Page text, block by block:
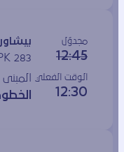
مجدوَل
12:45
بيشاور (PEW)
PK 283
الوقت الفعلي
12:30
المبنى (T1) - حزام الأمتعة (1)